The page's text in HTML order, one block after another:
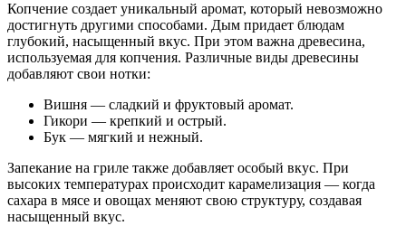
Копчение создает уникальный аромат, который невозможно
достигнуть другими способами. Дым придает блюдам
глубокий, насыщенный вкус. При этом важна древесина,
используемая для копчения. Различные виды древесины
добавляют свои нотки:
Вишня — сладкий и фруктовый аромат.
Гикори — крепкий и острый.
Бук — мягкий и нежный.
Запекание на гриле также добавляет особый вкус. При
высоких температурах происходит карамелизация — когда
сахара в мясе и овощах меняют свою структуру, создавая
насыщенный вкус.